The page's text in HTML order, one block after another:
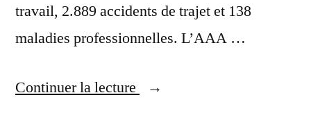
travail, 2.889 accidents de trajet et 138
maladies professionnelles. L’AAA …
Continuer la lecture
« L’Association